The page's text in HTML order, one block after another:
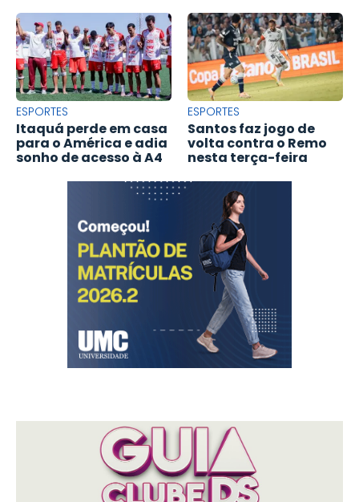
ESPORTES
Itaquá perde em casa
para o América e adia
sonho de acesso à A4
ESPORTES
Santos faz jogo de
volta contra o Remo
nesta terça-feira